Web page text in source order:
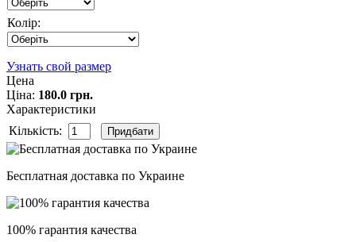
Колір:
Узнать свой размер
Цена
Ціна: 180.0 грн.
Характеристики
Кількість:
Бесплатная доставка по Украине
100% гарантия качества